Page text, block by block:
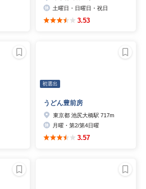
土曜日・日曜日・祝日
3.53
初選出
うどん豊前房
東京都 池尻大橋駅 717m
月曜・第2/第4日曜
3.57